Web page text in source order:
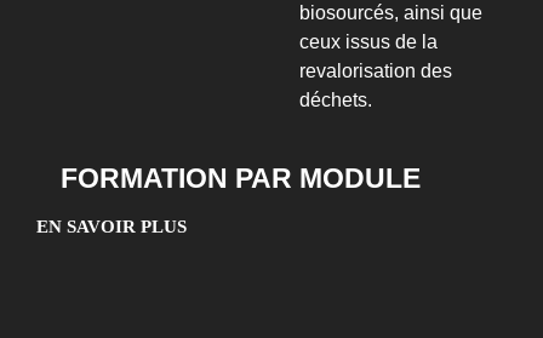
biosourcés, ainsi que
ceux issus de la
revalorisation des
déchets.
FORMATION PAR MODULE
EN SAVOIR PLUS